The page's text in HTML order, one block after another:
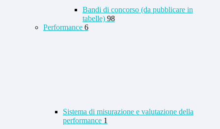
Bandi di concorso (da pubblicare in
tabelle) 98
Performance 6
Sistema di misurazione e valutazione della
performance 1